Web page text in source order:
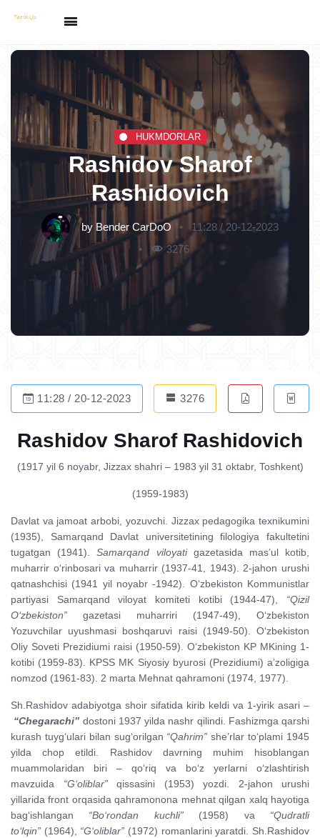
HUKMDORLAR
Rashidov Sharof
Rashidovich
by Bender CarDoO
11:28 / 20-12-2023
3276
11:28 / 20-12-2023 3276
Rashidov Sharof Rashidovich
(1917 yil 6 noyabr, Jizzax shahri – 1983 yil 31 oktabr, Toshkent)
(1959-1983)
Davlat va jamoat arbobi, yozuvchi. Jizzax pedagogika texnikumini
(1935), Samarqand Davlat universitetining filologiya fakultetini
tugatgan (1941).Samarqand viloyati gazetasida mas’ul kotib,
muharrir o‘rinbosari va muharrir (1937-41, 1943). 2-jahon urushi
qatnashchisi (1941 yil noyabr -1942). O‘zbekiston Kommunistlar
partiyasi Samarqand viloyat komiteti kotibi (1944-47), “Qizil
O‘zbekiston” gazetasi muharriri (1947-49), O‘zbekiston
Yozuvchilar uyushmasi boshqaruvi raisi (1949-50). O‘zbekiston
Oliy Soveti Prezidiumi raisi (1950-59). O‘zbekiston KP MKining 1-
kotibi (1959-83). KPSS MK Siyosiy byurosi (Prezidiumi) a’zoligiga
nomzod (1961-83). 2 marta Mehnat qahramoni (1974, 1977).
Sh.Rashidov adabiyotga shoir sifatida kirib keldi va 1-yirik asari –
“Chegarachi” dostoni 1937 yilda nashr qilindi. Fashizmga qarshi
kurash tuyg‘ulari bilan sug‘orilgan “Qahrim” she’rlar to‘plami 1945
yilda chop etildi. Rashidov davrning muhim hisoblangan
muammolaridan biri – qo‘riq va bo‘z yerlarni o‘zlashtirish
mavzuida “G‘oliblar”qissasini (1953) yozdi. 2-jahon urushi
yillarida front orqasida qahramonona mehnat qilgan xalq hayotiga
bag‘ishlangan “Bo‘rondan kuchli”(1958) va “Qudratli
to‘lqin” (1964), “G‘oliblar” (1972) romanlarini yaratdi. Sh.Rashidov